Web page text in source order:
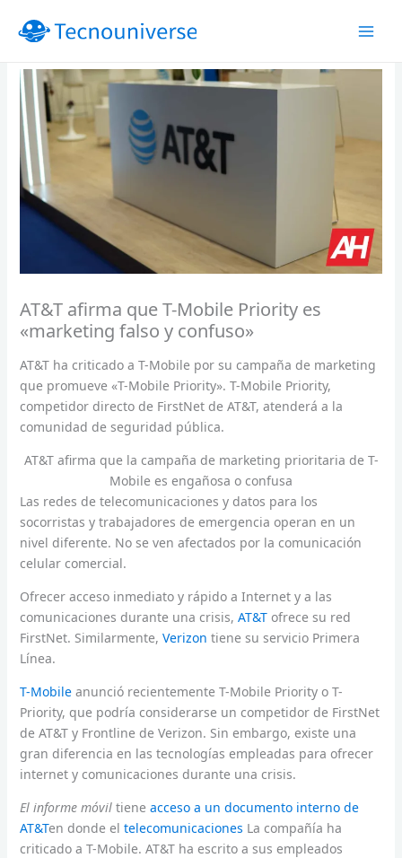
AT&T afirma que T-Mobile Priority es
«marketing falso y confuso»
AT&T ha criticado a T-Mobile por su campaña de marketing
que promueve «T-Mobile Priority». T-Mobile Priority,
competidor directo de FirstNet de AT&T, atenderá a la
comunidad de seguridad pública.
AT&T afirma que la campaña de marketing prioritaria de T-
Mobile es engañosa o confusa
Las redes de telecomunicaciones y datos para los
socorristas y trabajadores de emergencia operan en un
nivel diferente. No se ven afectados por la comunicación
celular comercial.
Ofrecer acceso inmediato y rápido a Internet y a las
comunicaciones durante una crisis, AT&Tofrece su red
FirstNet. Similarmente, Verizon tiene su servicio Primera
Línea.
T-Mobileanunció recientemente T-Mobile Priority o T-
Priority, que podría considerarse un competidor de FirstNet
de AT&T y Frontline de Verizon. Sin embargo, existe una
gran diferencia en las tecnologías empleadas para ofrecer
internet y comunicaciones durante una crisis.
El informe móviltiene acceso a un documento interno de
AT&Ten donde el telecomunicaciones La compañía ha
criticado a T-Mobile. AT&T ha escrito a sus empleados